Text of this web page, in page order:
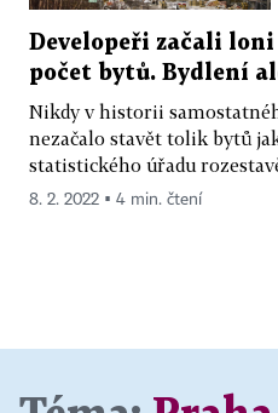
Developeři začali
počet bytů. Bydlení
Nikdy v historii
nezačalo stavět tolik bytů
statistického úřadu
8. 2. 2022 ▪ 4 min. čtení